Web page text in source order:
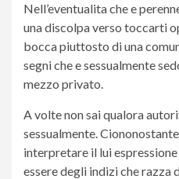
Nell’eventualita che e
una discolpa verso toccarti
bocca piuttosto di una
segni che e sessualmente
mezzo privato.
A volte non sai qualora
sessualmente.
interpretare il lui
essere degli indizi che